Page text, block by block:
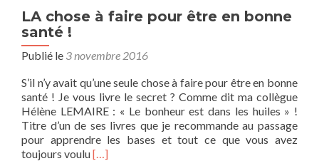
LA chose à faire pour être en bonne
santé !
Publié le 3 novembre 2016
S’il n’y avait qu’une seule chose à faire pour être en bonne
santé ! Je vous livre le secret ? Comme dit ma collègue
Hélène LEMAIRE : « Le bonheur est dans les huiles » !
Titre d’un de ses livres que je recommande au passage
pour apprendre les bases et tout ce que vous avez
toujours vouluEn
[…]